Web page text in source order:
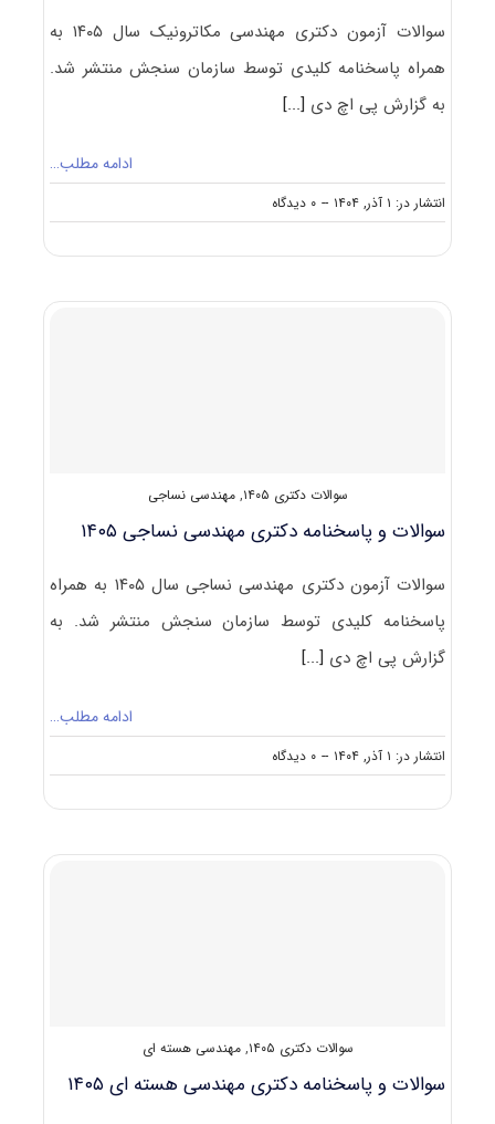
سوالات آزمون دکتری مهندسی مکاترونیک سال ۱۴۰۵ به
همراه پاسخنامه کلیدی توسط سازمان سنجش منتشر شد.
به گزارش پی اچ دی [...]
ادامه مطلب…
انتشار در: ۱ آذر, ۱۴۰۴ -- ۰ دیدگاه
on
سوالات
مهندسی
سوالات دکتری ۱۴۰۵ ,مهندسی نساجی
سوالات و پاسخنامه دکتری مهندسی نساجی ۱۴۰۵
سوالات آزمون دکتری مهندسی نساجی سال ۱۴۰۵ به همراه
پاسخنامه کلیدی توسط سازمان سنجش منتشر شد. به
گزارش پی اچ دی [...]
ادامه مطلب…
انتشار در: ۱ آذر, ۱۴۰۴ -- ۰ دیدگاه
on
سوالات
مهندسی
سوالات دکتری ۱۴۰۵ ,مهندسی هسته ای
سوالات و پاسخنامه دکتری مهندسی هسته ای ۱۴۰۵